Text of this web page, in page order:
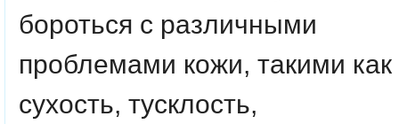
бороться с различными
проблемами кожи, такими как
сухость, тусклость,